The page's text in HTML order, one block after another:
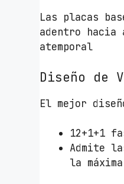
Las placas
adentro hacia
atemporal
Diseño de
El mejor
12+1+1
Admite
la